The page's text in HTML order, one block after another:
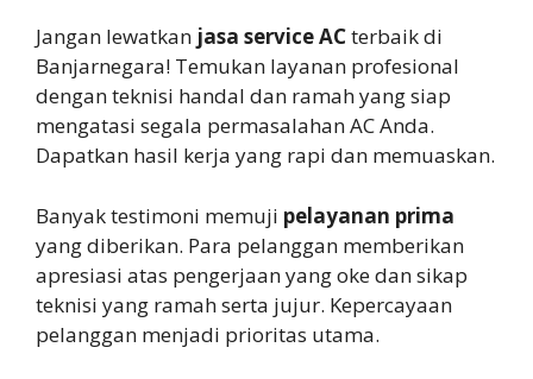
Jangan lewatkan jasa service ACterbaik di
Banjarnegara! Temukan layanan profesional
dengan teknisi handal dan ramah yang siap
mengatasi segala permasalahan AC Anda.
Dapatkan hasil kerja yang rapi dan memuaskan.
Banyak testimoni memuji pelayanan prima
yang diberikan. Para pelanggan memberikan
apresiasi atas pengerjaan yang oke dan sikap
teknisi yang ramah serta jujur. Kepercayaan
pelanggan menjadi prioritas utama.